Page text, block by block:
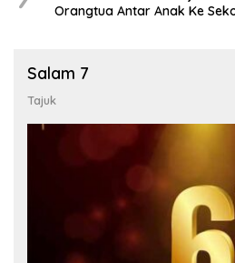
Orangtua Antar Anak Ke
Salam 7
Tajuk